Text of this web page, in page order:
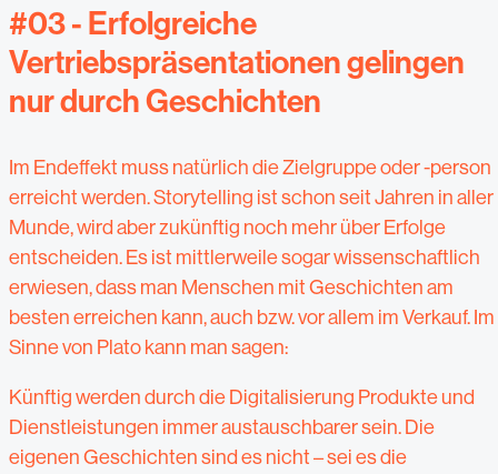
#03 - Erfolgreiche
Vertriebspräsentationen gelingen
nur durch Geschichten
Im Endeffekt muss natürlich die Zielgruppe oder -person
erreicht werden. Storytelling ist schon seit Jahren in aller
Munde, wird aber zukünftig noch mehr über Erfolge
entscheiden. Es ist mittlerweile sogar wissenschaftlich
erwiesen, dass man Menschen mit Geschichten am
besten erreichen kann, auch bzw. vor allem im Verkauf. Im
Sinne von Plato kann man sagen:
Künftig werden durch die Digitalisierung Produkte und
Dienstleistungen immer austauschbarer sein. Die
eigenen Geschichten sind es nicht – sei es die